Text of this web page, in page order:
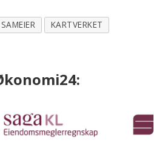
SAMEIER KARTVERKET